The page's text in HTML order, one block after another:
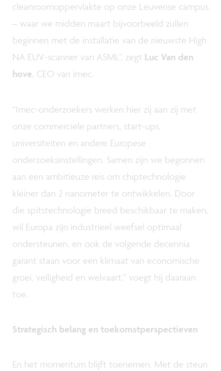
cleanroomoppervlakte op onze Leuvense campus
– waar we midden maart bijvoorbeeld zullen
beginnen met de installatie van de nieuwste High
NA EUV-scanner van ASML”, zegt Luc Van den
hove, CEO van imec.
“Imec-onderzoekers werken hier zij aan zij met
onze commerciële partners, start-ups,
universiteiten en andere Europese
onderzoeksinstellingen. Samen zijn we begonnen
aan een ambitieuze reis om chiptechnologie
kleiner dan 2 nanometer te ontwikkelen. Door
die spitstechnologie breed beschikbaar te maken,
wil Europa zijn industrieel weefsel optimaal
ondersteunen, en ook de volgende decennia
garant staan voor een klimaat van economische
groei, veiligheid en welvaart,” voegt hij daaraan
toe.
Strategisch belang en toekomstperspectieven
En het momentum blijft toenemen. Met de steun